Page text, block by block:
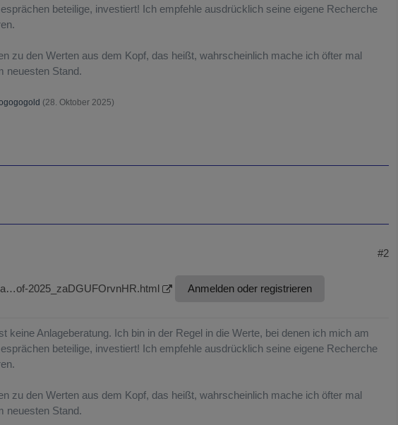
beteilige, investiert! Ich empfehle ausdrücklich seine eigene Recherche
zu den Werten aus dem Kopf, das heißt, wahrscheinlich mache ich öfter mal
neuesten Stand.
(28. Oktober 2025)
#2
2025_zaDGUFOrvnHR.html Anmelden oder registrieren
keine Anlageberatung. Ich bin in der Regel in die Werte, bei denen ich mich am
beteilige, investiert! Ich empfehle ausdrücklich seine eigene Recherche
zu den Werten aus dem Kopf, das heißt, wahrscheinlich mache ich öfter mal
neuesten Stand.